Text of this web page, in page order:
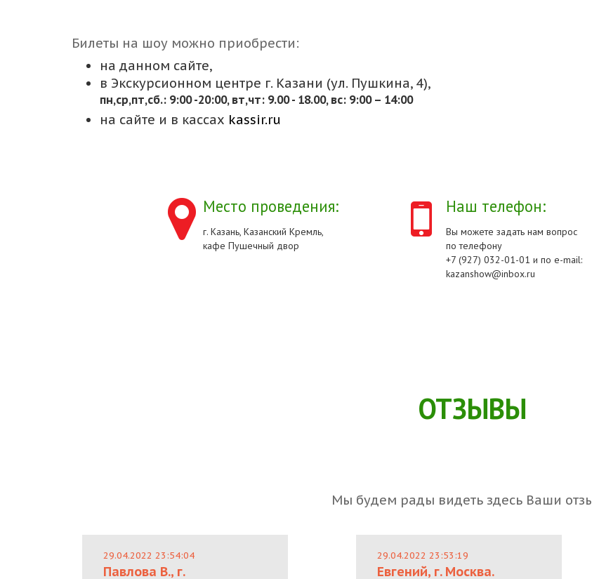
Билеты на шоу можно приобрести:
на данном сайте,
в Экскурсионном центре г. Казани (ул. Пушкина, 4),
пн,cр,пт,сб.: 9:00 -20:00, вт,чт: 9.00 - 18.00, вс: 9:00 – 14:00
на сайте и в кассах kassir.ru
Место проведения:
г. Казань, Казанский Кремль,
кафе Пушечный двор
Наш телефон:
Вы можете задать нам вопрос
по телефону
+7 (927) 032-01-01 и по e-mail:
kazanshow@inbox.ru
ОТЗЫВЫ
Мы будем рады видеть здесь Ваши
29.04.2022 23:54:04
Павлова В., г.
29.04.2022 23:53:19
Евгений, г. Москва.